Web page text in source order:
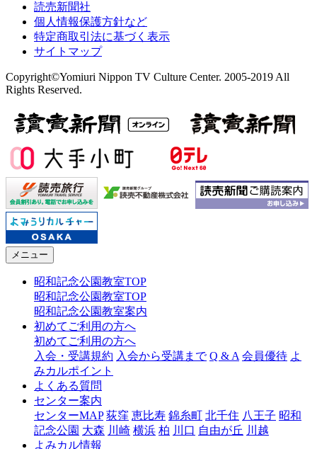
読売新聞社
個人情報保護方針など
特定商取引法に基づく表示
サイトマップ
Copyright©Yomiuri Nippon TV Culture Center. 2005-2019 All
Rights Reserved.
メニュー
昭和記念公園教室TOP
昭和記念公園教室TOP
昭和記念公園教室案内
初めてご利用の方へ
初めてご利用の方へ
入会・受講規約 入会から受講まで Q & A 会員優待 よ
みカルポイント
よくある質問
センター案内
センターMAP 荻窪 恵比寿 錦糸町 北千住 八王子 昭和
記念公園 大森 川崎 横浜 柏 川口 自由が丘 川越
よみカル情報